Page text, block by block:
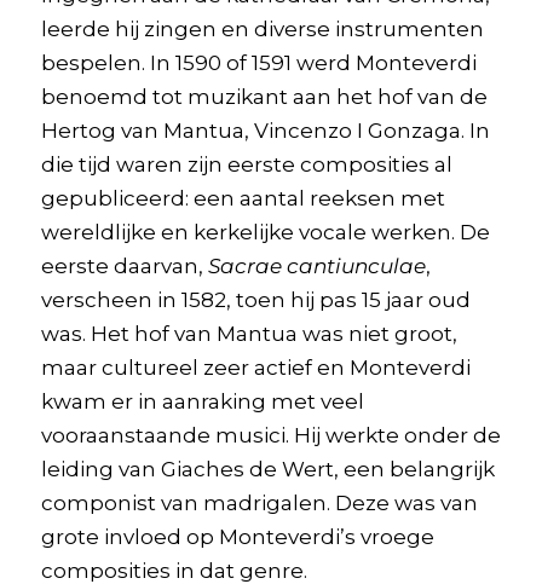
leerde hij zingen en diverse instrumenten
bespelen. In 1590 of 1591 werd Monteverdi
benoemd tot muzikant aan het hof van de
Hertog van Mantua, Vincenzo I Gonzaga. In
die tijd waren zijn eerste composities al
gepubliceerd: een aantal reeksen met
wereldlijke en kerkelijke vocale werken. De
eerste daarvan, Sacrae cantiunculae,
verscheen in 1582, toen hij pas 15 jaar oud
was. Het hof van Mantua was niet groot,
maar cultureel zeer actief en Monteverdi
kwam er in aanraking met veel
vooraanstaande musici. Hij werkte onder de
leiding van Giaches de Wert, een belangrijk
componist van madrigalen. Deze was van
grote invloed op Monteverdi’s vroege
composities in dat genre.